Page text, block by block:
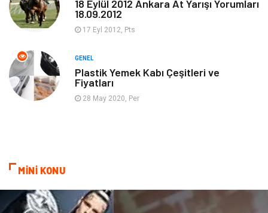
Organizasyon
Hizmet
Aksesuar
18 Eylül 2012 Ankara At Yarışı Yorumları
18.09.2012
17 Eyl 2012, Pts
GENEL
Plastik Yemek Kabı Çeşitleri ve
Fiyatları
28 May 2020, Per
MİNİ KONU